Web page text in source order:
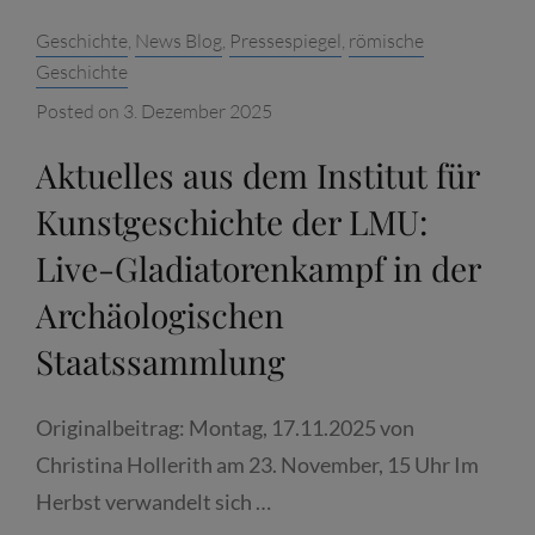
Categories:
Geschichte, News Blog, Pressespiegel, römische
Geschichte
Posted on 3. Dezember 2025
Aktuelles aus dem Institut für
Kunstgeschichte der LMU:
Live-Gladiatorenkampf in der
Archäologischen
Staatssammlung
Originalbeitrag: Montag, 17.11.2025 von
Christina Hollerith am 23. November, 15 Uhr Im
Herbst verwandelt sich …